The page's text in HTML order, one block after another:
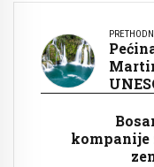
kompanije